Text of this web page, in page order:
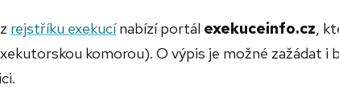
rejstříku exekucínabízí portál exekuceinfo.cz,
komorou). O výpis je možné zažádat i